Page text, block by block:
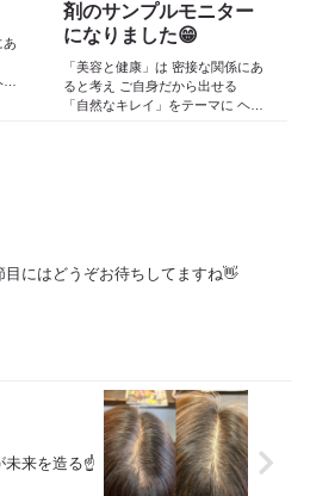
あ
剤のサンプルモニター
になりました😁
「美容と健康」は 密接な関係にあ
ると考え ご自身だから出せる
「自然なキレイ」をテーマに ヘア
目にはどうぞお待ちしてますね👋
未来を造る☝️